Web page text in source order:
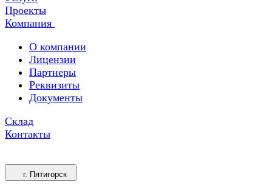
Проекты
Компания
О компании
Лицензии
Партнеры
Реквизиты
Документы
Склад
Контакты
г. Пятигорск